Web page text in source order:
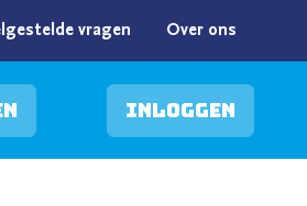
vragen Over ons
Inloggen